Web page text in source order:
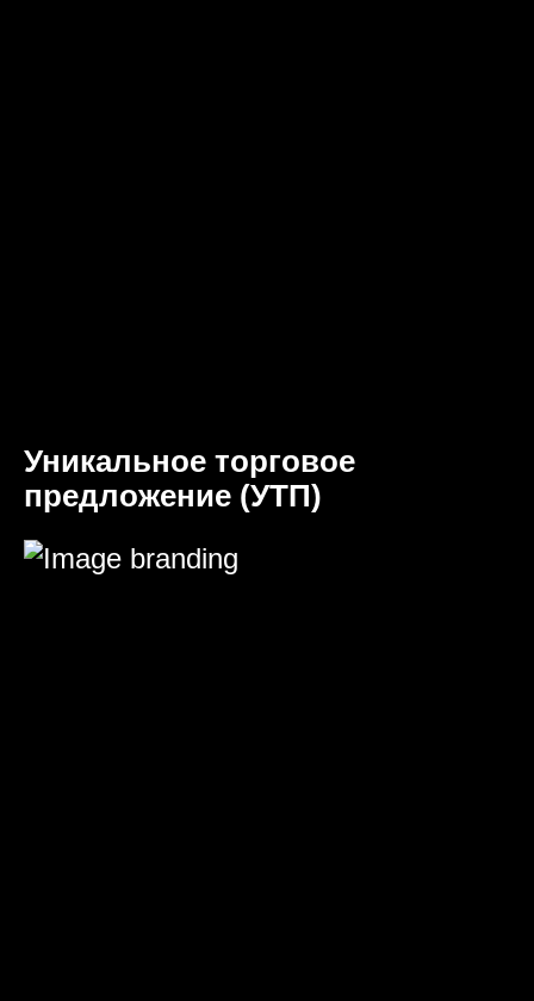
Уникальное торговое
предложение (УТП)